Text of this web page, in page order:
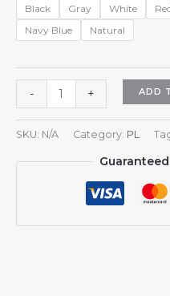
Black Gray White
Navy Blue
Natural
-
z
daszkiem
dla
mężczyzn
+ ADD
SKU: N/A Category: PL